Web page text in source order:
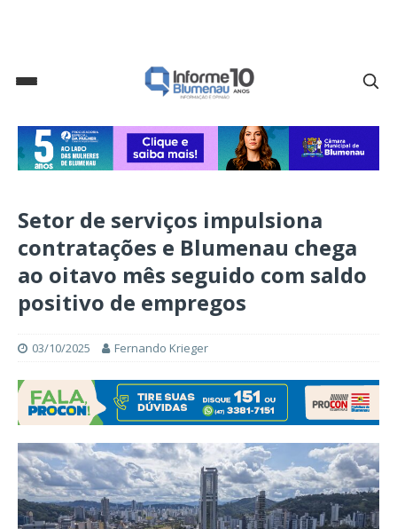
Setor de serviços impulsiona
contratações e Blumenau chega
ao oitavo mês seguido com saldo
positivo de empregos
03/10/2025 Fernando Krieger